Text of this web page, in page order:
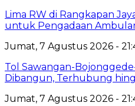
Lima RW di Rangkapan
untuk Pengadaan
Jumat, 7 Agustus 2026 -
Tol Sawangan-
Dibangun, Terhubung
Jumat, 7 Agustus 2026 -